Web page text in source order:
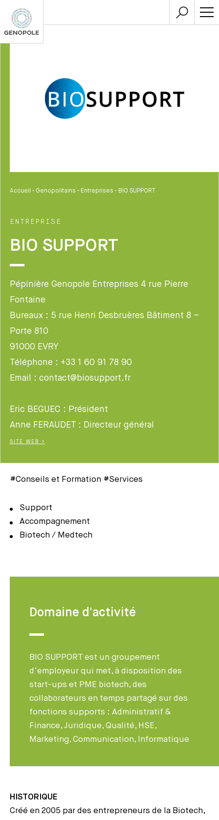
Accueil • Genopolitains • Entreprises • BIO SUPPORT
ENTREPRISE
BIO SUPPORT
Pépinière Genopole Entreprises 4 rue Pierre
Fontaine
Bureaux : 5 rue Henri Desbruères Bâtiment 8 –
Porte 810
91000 EVRY
Téléphone : +33 1 60 91 78 90
Email : contact@biosupport.fr
Eric BEGUEC : Président
Anne FERAUDET : Directeur général
SITE WEB >
#Conseils et Formation #Services
Support
Accompagnement
Biotech / Medtech
Domaine d'activité
BIO SUPPORT est un groupement
d’employeur qui met, à disposition des
start-ups et PME biotech, des
collaborateurs en temps partagé sur des
fonctions supports : Administratif &
Finance, Juridique, Qualité, HSE,
Marketing, Communication, Informatique
HISTORIQUE
Créé en 2005 par des entrepreneurs de la Biotech,